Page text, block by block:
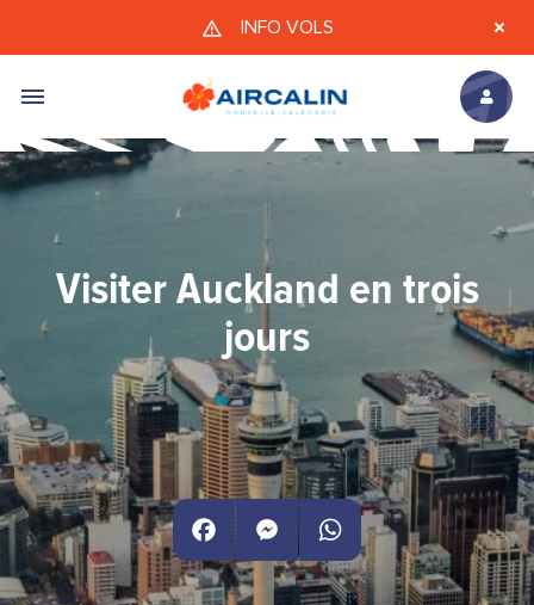
Aller au contenu principal
INFO VOLS
Visiter Auckland en trois
jours
FacebookMessengerWhatsApp